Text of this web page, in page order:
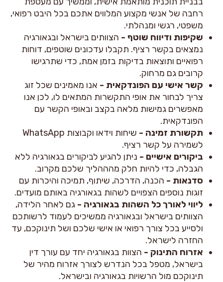
רחבה של אנשי מקצוע המלווים אתכם בכל היבט רפואי,
משפטי, רגשי ומנהלתי.
שקיפות ודיווח שוטף - הצוותים בישראל ובגאורגיה
נמצאים בקשר רציף. תקבלו עדכונים שוטפים, דוחות
רפואיים ותוצאות בדיקות בזמן אמת, כדי שתרגישו
קרובים גם מרחוק.
קשר אישי עם הפונדקאית - אנו מאמינים שכל זוג
צריך לבחור את אופי התקשרות המתאים לו, לכן אנו
מאפשרים גמישות מלאה בקצב ובאופי הקשר עם
הפונדקאית.
תקשורת זמינה -
שיחות וידאו וקבוצות WhatsApp
לשמירה על קשר רציף.
ביקורים אישיים - ניתן להגיע לביקורים בגאורגיה ללא
הגבלה, כדי להיות חלק מהההליך שלכם מקרוב.
סדנאות - הכנה, הדרכה, שיתוף, תמיכה והיכרות עם
זוגות נוספים הצפויים לשהות בגאורגיה באותם מועדים.
ליווי לאורך כל השהות בגאורגיה - גם לאחר הלידה,
הצוותים בישראל ובגאורגיה ממשיכים לעמוד לרשותכם
ולסייע בכל צורך רפואי או אישי שלכם ושל תינוקכם, עד
החזרה לישראל.
אזרוח התינוק - הצוות בגאורגיה יחד עם עורך דין
בישראל, מטפל בכל הנדרש לצורך אזרוח מהיר של
תינוקכם מול הרשויות בגאורגיה ובישראל.